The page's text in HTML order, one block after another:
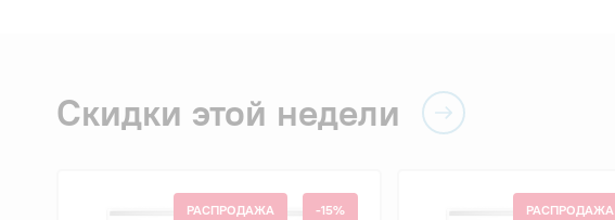
Скидки этой недели
РАСПРОДАЖА -15% РАСПРОДАЖА